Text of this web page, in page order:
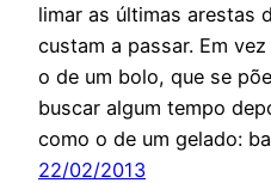
limar as últimas arestas
custam a passar. Em
o de um bolo, que se
buscar algum tempo
como o de um gelado:
22/02/2013